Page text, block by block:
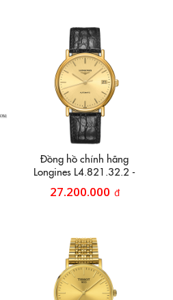
Đồng hồ chính hãng
Longines L4.821.32.2 -
27.200.000 đ